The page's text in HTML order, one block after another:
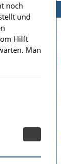
noch
und
Hilft
Man